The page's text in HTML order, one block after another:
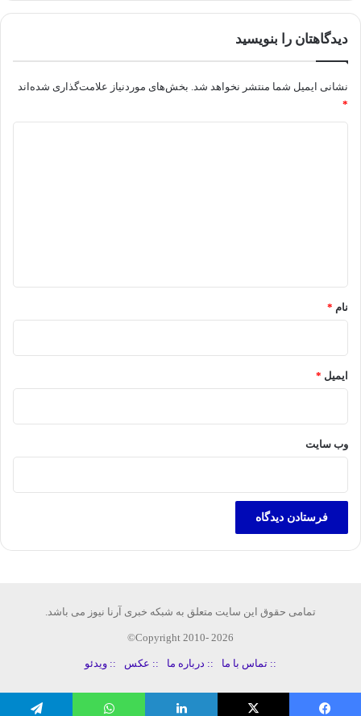
دیدگاهتان را بنویسید
نشانی ایمیل شما منتشر نخواهد شد. بخش‌های موردنیاز علامت‌گذاری شده‌اند
*
نام *
ایمیل *
وب‌ سایت
تمامی حقوق این سایت متعلق به شبکه خبری آرنا نیوز می باشد.
Copyright 2010- 2026©
:: تماس با ما :: درباره ما :: عکس :: ویدئو